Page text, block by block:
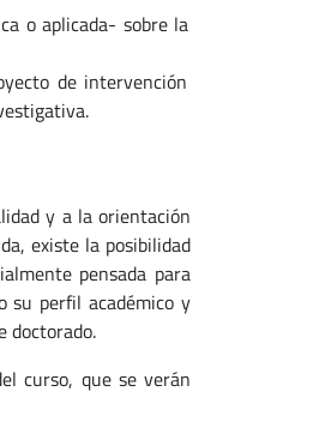
o aplicada- sobre la
de intervención
y a la orientación
existe la posibilidad
pensada para
su perfil académico y
doctorado.
curso, que se verán